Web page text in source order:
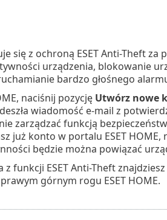
się z ochroną ESET Anti-Theft za
urządzenia, blokowanie
bardzo głośnego
naciśnij pozycję Utwórz nowe
wiadomość e-mail z
zarządzać funkcją
już konto w portalu ESET HOME,
będzie można powiązać
funkcji ESET Anti-Theft
górnym rogu ESET HOME.